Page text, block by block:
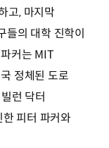
고, 마지막
의 대학 진학이
커는 MIT
정체된 도로
런 닥터
피터 파커와